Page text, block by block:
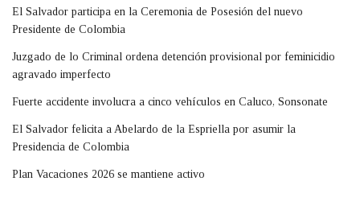
El Salvador participa en la Ceremonia de Posesión del nuevo
Presidente de Colombia
Juzgado de lo Criminal ordena detención provisional por feminicidio
agravado imperfecto
Fuerte accidente involucra a cinco vehículos en Caluco, Sonsonate
El Salvador felicita a Abelardo de la Espriella por asumir la
Presidencia de Colombia
Plan Vacaciones 2026 se mantiene activo